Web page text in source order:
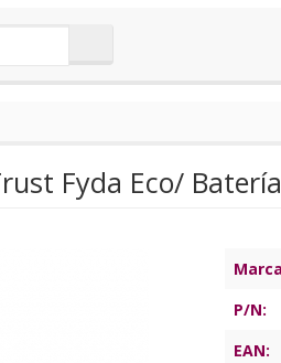
Fyda Eco/
P/N:
EAN: